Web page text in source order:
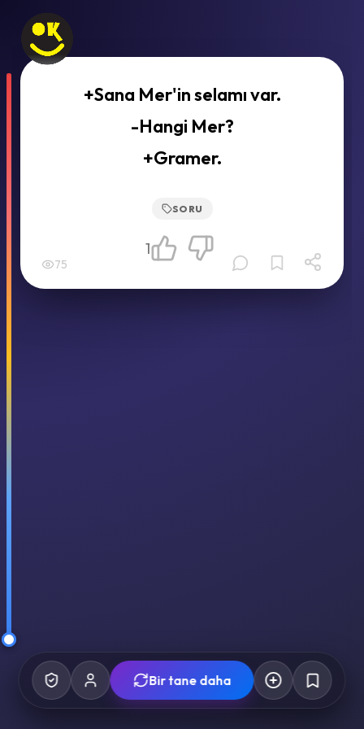
+Sana Mer'in selamı var.
-Hangi Mer?
+Gramer.
SORU
75
1
Bir tane daha